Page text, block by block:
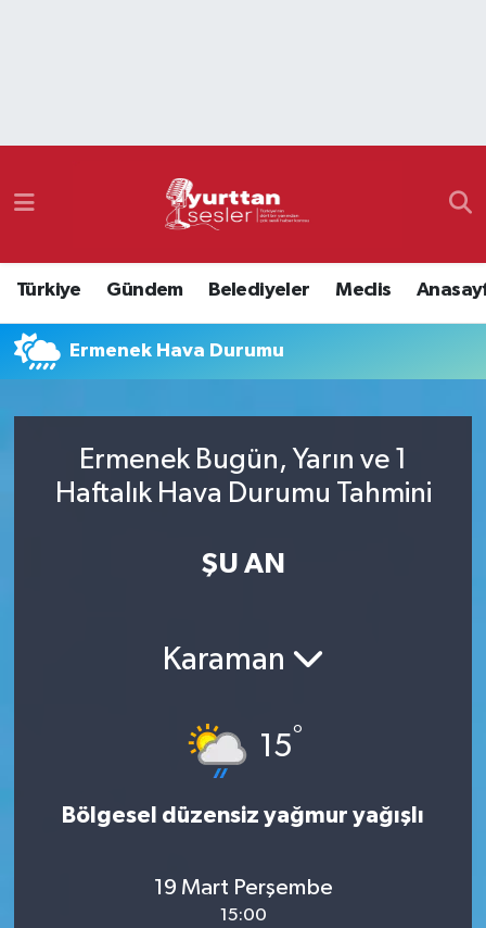
Türkiye Gündem Belediyeler Meclis
Ermenek Hava Durumu
Ermenek Bugün, Yarın ve 1
Haftalık Hava Durumu Tahmini
ŞU AN
Karaman
15°
Bölgesel düzensiz yağmur yağışlı
19 Mart Perşembe
15:00
Namaz Vakitleri
Süper Lig Puan Durumu ve Fikstür
Tüm Manşetler
Son Dakika Haberleri
Haber Arşivi